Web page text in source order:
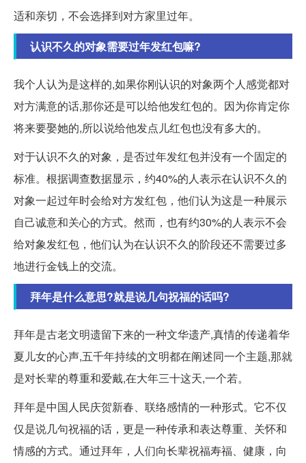
适和亲切，不会选择到对方家里过年。
认识不久的对象需要过年发红包嘛?
我个人认为是这样的,如果你刚认识的对象两个人感觉都对
对方满意的话,那你还是可以给他发红包的。因为你肯定你
将来要娶她的,所以说给他发点儿红包也没有多大的。
对于认识不久的对象，是否过年发红包并没有一个固定的
标准。根据调查数据显示，约40%的人表示在认识不久的
对象一起过年时会给对方发红包，他们认为这是一种展示
自己诚意和关心的方式。然而，也有约30%的人表示不会
给对象发红包，他们认为在认识不久的阶段还不需要过多
地进行金钱上的交流。
拜年是什么意思?就是说几句祝福的话吗?
拜年是古老文明遗留下来的一种文华遗产,真情的传递着华
夏儿女的心声,五千年持续的文明都在阐述同一个主题,那就
是对长辈的尊重和爱戴,在大年三十这天,一个若。
拜年是中国人民庆贺新春、联络感情的一种形式。它不仅
仅是说几句祝福的话，更是一种传承和表达尊重、关怀和
情感的方式。通过拜年，人们向长辈祝福寿福、健康，向